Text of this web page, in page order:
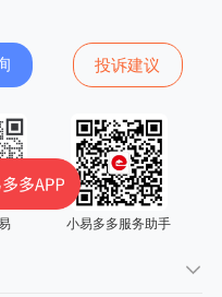
投诉建议
小易多多服务助手